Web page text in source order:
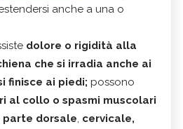
anche a una o
dolore o rigidità alla
che si irradia anche ai
finisce ai piedi; possono
al collo o spasmi muscolari
dorsale, cervicale,